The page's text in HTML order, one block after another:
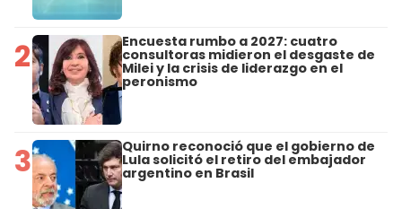
2 Encuesta rumbo a 2027: cuatro
consultoras midieron el desgaste de
Milei y la crisis de liderazgo en el
peronismo
3 Quirno reconoció que el gobierno de
Lula solicitó el retiro del embajador
argentino en Brasil